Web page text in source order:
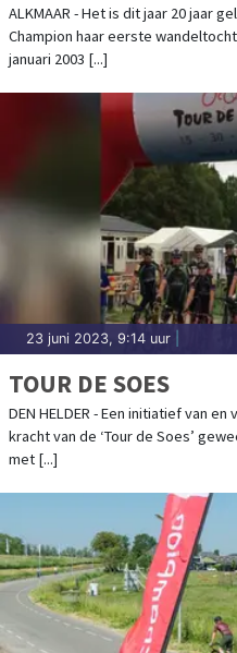
ALKMAAR - Het is dit jaar 20 jaar
Champion haar eerste
januari 2003 [...]
23 juni 2023, 9:14 uur
TOUR DE SOES
DEN HELDER - Een initiatief van
kracht van de ‘Tour de Soes’
met [...]